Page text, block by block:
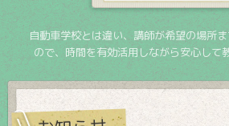
自動車学校とは違い、講師が希望の場所
ので、時間を有効活用しながら安心して